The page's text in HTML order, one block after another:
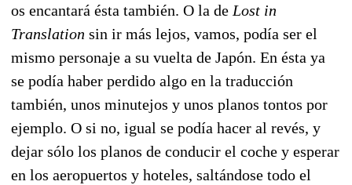
os encantará ésta también. O la de Lost in
Translation sin ir más lejos, vamos, podía ser el
mismo personaje a su vuelta de Japón. En ésta ya
se podía haber perdido algo en la traducción
también, unos minutejos y unos planos tontos por
ejemplo. O si no, igual se podía hacer al revés, y
dejar sólo los planos de conducir el coche y esperar
en los aeropuertos y hoteles, saltándose todo el